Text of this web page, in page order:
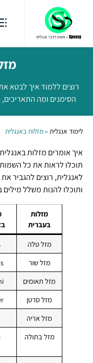
רוצים ללמוד איך לבטא
הסימנים ומה
לימוד אנגלית »מזלות באנגלית
איך אומרים מזלות
תוכלו לראות את כל
לאנגלית, רוצים להגביר
ותוכלו להנות משלל
מזלות
בעברית
מזל טלה
מזל שור
מזל תאומים
מזל סרטן
מזל אריה
מזל בתולה